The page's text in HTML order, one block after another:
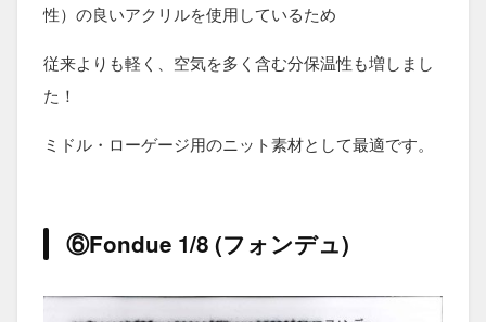
性）の良いアクリルを使用しているため
従来よりも軽く、空気を多く含む分保温性も増しまし
た！
ミドル・ローゲージ用のニット素材として最適です。
⑥Fondue 1/8 (フォンデュ)